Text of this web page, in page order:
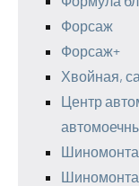
Форсаж
Форсаж+
Хвойная,
Центр